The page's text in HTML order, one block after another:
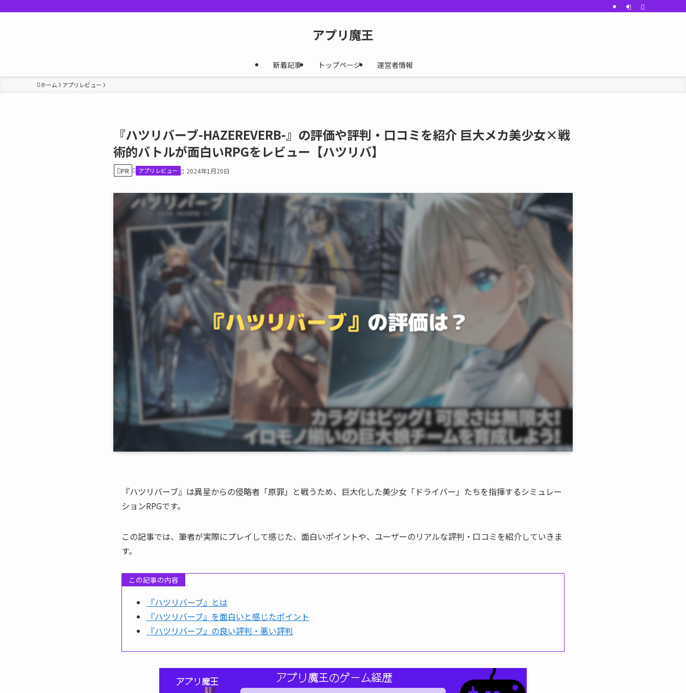
アプリ魔王
新着記事 トップページ 運営者情報
ホーム アプリレビュー
『ハツリバーブ-HAZEREVERB-』の評価や評判・口コミを紹介 巨大メカ美少女×戦
術的バトルが面白いRPGをレビュー【ハツリバ】
PR アプリレビュー 2024年1月20日
『ハツリバーブ』は異星からの侵略者「原罪」と戦うため、巨大化した美少女「ドライバー」たちを指揮するシミュレー
ションRPGです。
この記事では、筆者が実際にプレイして感じた、面白いポイントや、ユーザーのリアルな評判・口コミを紹介していきま
す。
この記事の内容
『ハツリバーブ』とは
『ハツリバーブ』を面白いと感じたポイント
『ハツリバーブ』の良い評判・悪い評判